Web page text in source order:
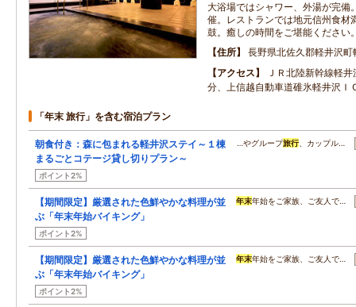
大浴場ではシャワー、外湯が完備
催。レストランでは地元信州食材
鼓。癒しの時間をご堪能ください
住所
長野県北佐久郡軽井沢
アクセス
ＪＲ北陸新幹線軽
分、上信越自動車道碓氷軽井沢Ｉ
「年末 旅行」を含む宿泊プラン
朝食付き：森に包まれる軽井沢ステイ～１棟
まるごとコテージ貸し切りプラン～
ポイント2%
…やグループ旅行、カップル…
【期間限定】厳選された色鮮やかな料理が並
ぶ「年末年始バイキング」
ポイント2%
年末年始をご家族、ご友人で…
【期間限定】厳選された色鮮やかな料理が並
ぶ「年末年始バイキング」
ポイント2%
年末年始をご家族、ご友人で…